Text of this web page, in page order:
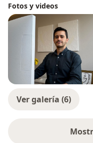
Fotos y videos
Ver galería (6)